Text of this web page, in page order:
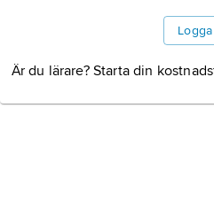
Är du lärare? Starta din